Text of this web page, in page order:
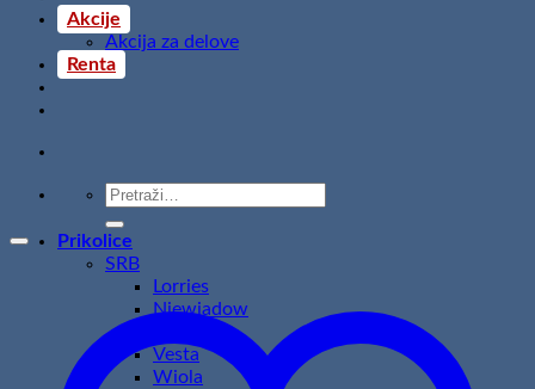
Akcije
Akcija za delove
Renta
Pretraži:
Prikolice
SRB
Lorries
Niewiadow
Vesta
Wiola